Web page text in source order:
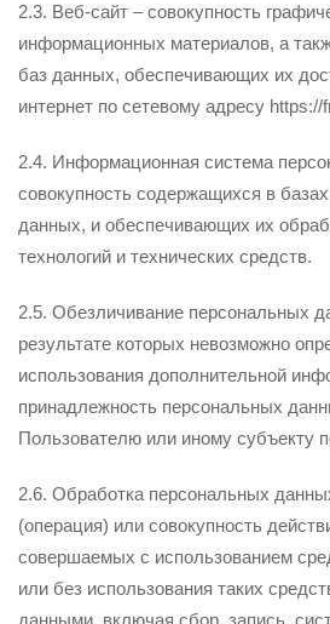
2.3. Веб-сайт – совокупность
информационных материалов, а
баз данных, обеспечивающих их
интернет по сетевому адресу https://
2.4. Информационная система
совокупность содержащихся в
данных, и обеспечивающих их
технологий и технических средств.
2.5. Обезличивание персональных
результате которых невозможно
использования дополнительной
принадлежность персональных
Пользователю или иному субъекту
2.6. Обработка персональных
(операция) или совокупность
совершаемых с использованием
или без использования таких
данными, включая сбор, запись,